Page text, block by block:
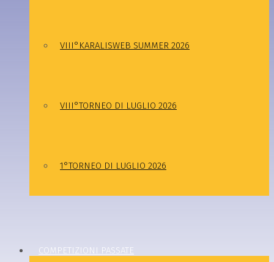
VIII°KARALISWEB SUMMER 2026
VIII°TORNEO DI LUGLIO 2026
1°TORNEO DI LUGLIO 2026
COMPETIZIONI PASSATE